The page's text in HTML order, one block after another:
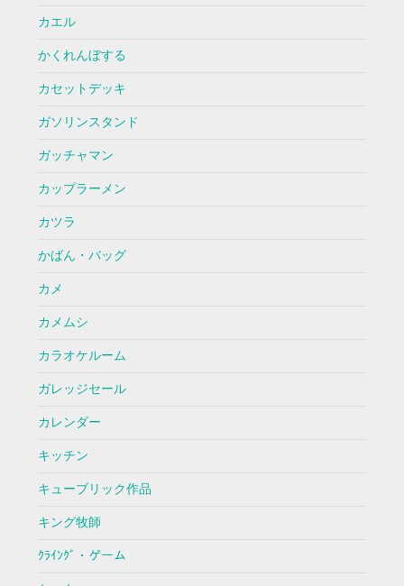
カエル
かくれんぼする
カセットデッキ
ガソリンスタンド
ガッチャマン
カップラーメン
カツラ
かばん・バッグ
カメ
カメムシ
カラオケルーム
ガレッジセール
カレンダー
キッチン
キューブリック作品
キング牧師
ｸﾗｲﾝｸﾞ・ゲーム